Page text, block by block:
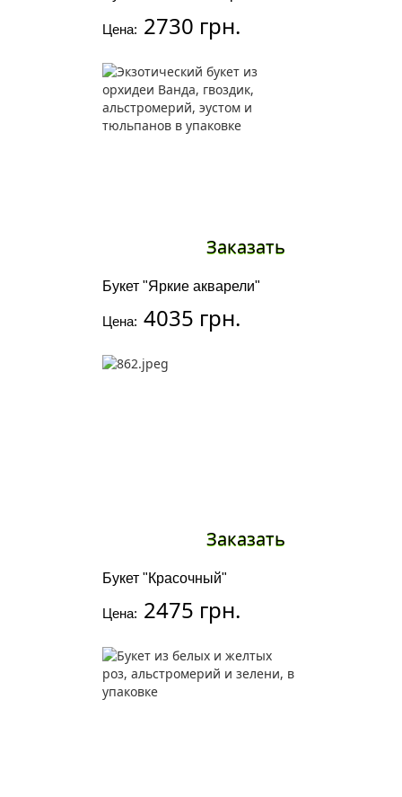
Цена: 2730 грн.
Букет "Яркие акварели"
Цена: 4035 грн.
Заказать
Букет "Красочный"
Цена: 2475 грн.
Заказать